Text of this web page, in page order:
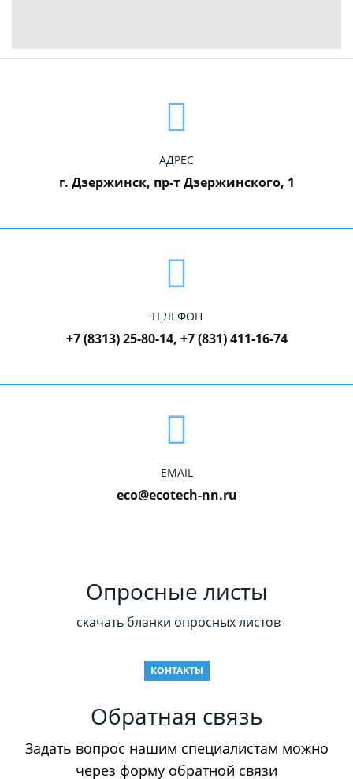
АДРЕС
г. Дзержинск, пр-т Дзержинского, 1
ТЕЛЕФОН
+7 (8313) 25-80-14, +7 (831) 411-16-74
EMAIL
eco@ecotech-nn.ru
Опросные листы
скачать бланки опросных листов
КОНТАКТЫ
Обратная связь
Задать вопрос нашим специалистам можно
через форму обратной связи